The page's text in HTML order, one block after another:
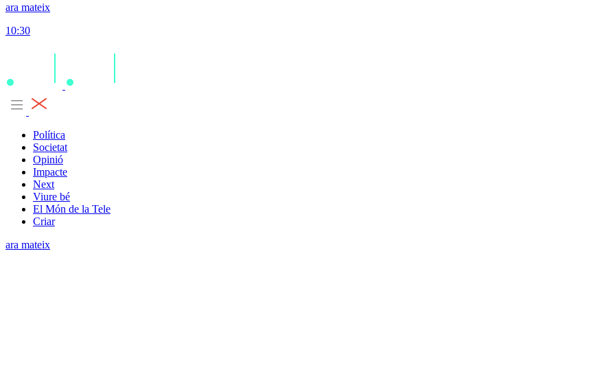
ara mateix
10:30
Política
Societat
Opinió
Impacte
Next
Viure bé
El Món de la Tele
Criar
ara mateix